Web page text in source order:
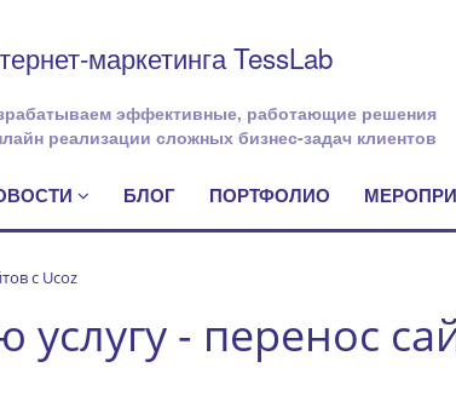
маркетинга TessLab
эффективные, работающие решения
реализации сложных бизнес-задач клиентов
БЛОГ ПОРТФОЛИО
с Ucoz
услугу - перенос